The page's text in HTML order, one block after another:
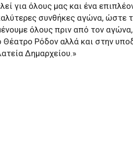
για όλους μας και ένα
συνθήκες αγώνα, ώστε
όλους πριν από τον
Ρόδον αλλά και στην
Δημαρχείου.»